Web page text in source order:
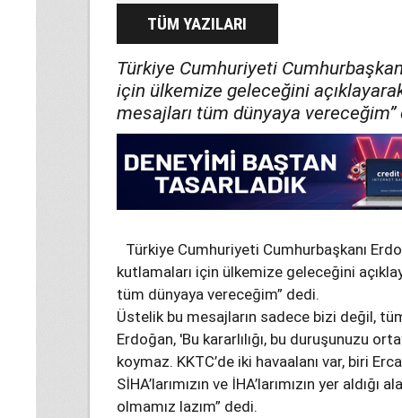
TÜM YAZILARI
Türkiye Cumhuriyeti
için ülkemize geleceğini
mesajları tüm dünyaya vereceğim”
Türkiye Cumhuriyeti Cumhurbaşkanı
kutlamaları için ülkemize geleceğini
tüm dünyaya vereceğim” dedi.
Üstelik bu mesajların sadece bizi değil,
Erdoğan, 'Bu kararlılığı, bu duruşunuzu
koymaz. KKTC’de iki havaalanı var, biri
SİHA’larımızın ve İHA’larımızın yer
olmamız lazım” dedi.